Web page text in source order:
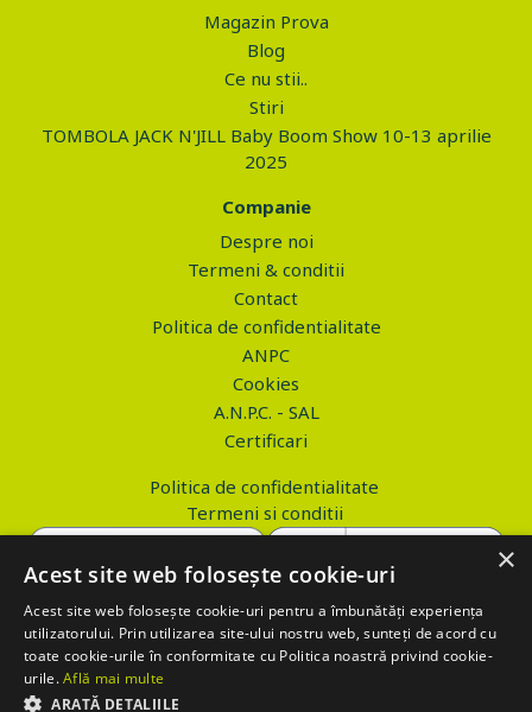
Magazin Prova
Blog
Ce nu stii..
Stiri
TOMBOLA JACK N'JILL Baby Boom Show 10-13 aprilie
2025
Companie
Despre noi
Termeni & conditii
Contact
Politica de confidentialitate
ANPC
Cookies
A.N.P.C. - SAL
Certificari
Politica de confidentialitate
Termeni si conditii
Copyright © 2026 PROVA.ro
$('.btn_gdpr').click(function() { //alert('test'); var values='';
values+='action=accept-gdpr'; $.ajax({ method: "POST", url:
×
Acest site web folosește cookie-uri
Acest site web folosește cookie-uri pentru a îmbunătăți experiența
utilizatorului. Prin utilizarea site-ului nostru web, sunteți de acord cu
toate cookie-urile în conformitate cu Politica noastră privind cookie-
urile.Află mai multe
ARATĂ DETALIILE